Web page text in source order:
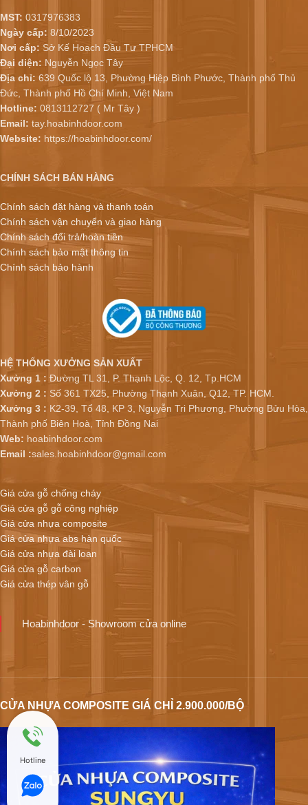
MST: 0317976383
Ngày cấp: 8/10/2023
Nơi cấp: Sở Kế Hoạch Đầu Tư TPHCM
Đại diện: Nguyễn Ngọc Tây
Địa chỉ: 639 Quốc lộ 13, Phường Hiệp Bình Phước, Thành phố Thủ
Đức, Thành phố Hồ Chí Minh, Việt Nam
Hotline: 0813112727 ( Mr Tây )
Email: tay.hoabinhdoor.com
Website: https://hoabinhdoor.com/
CHÍNH SÁCH BÁN HÀNG
Chính sách đặt hàng và thanh toán
Chính sách vận chuyển và giao hàng
Chính sách đổi trả/hoàn tiền
Chính sách bảo mật thông tin
Chính sách bảo hành
HỆ THỐNG XƯỞNG SẢN XUẤT
Xưởng 1 : Đường TL 31, P. Thạnh Lộc, Q. 12, Tp.HCM
Xưởng 2 : Số 361 TX25, Phường Thạnh Xuân, Q12, TP. HCM.
Xưởng 3 : K2-39, Tổ 48, KP 3, Nguyễn Tri Phương, Phường Bửu Hòa,
Thành phố Biên Hoà, Tỉnh Đồng Nai
Web: hoabinhdoor.com
Email :sales.hoabinhdoor@gmail.com
Giá cửa gỗ chống cháy
Giá cửa gỗ gỗ công nghiệp
Giá cửa nhựa composite
Giá cửa nhựa abs hàn quốc
Giá cửa nhựa đài loan
Giá cửa gỗ carbon
Giá cửa thép vân gỗ
Hoabinhdoor - Showroom cửa online
CỬA NHỰA COMPOSITE GIÁ CHỈ 2.900.000/BỘ
Hotline